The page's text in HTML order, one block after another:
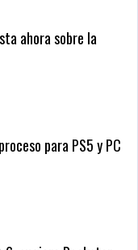
ahora sobre la
para PS5 y PC